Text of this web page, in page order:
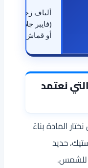
ألياف زجاجية
(فايبر جلاس)
أو قماش
نعتمد
المادة بناءً
حديد
للشمس.